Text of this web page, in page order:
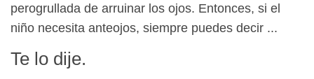
perogrullada de arruinar los ojos. Entonces, si el
niño necesita anteojos, siempre puedes decir ...
Te lo dije.